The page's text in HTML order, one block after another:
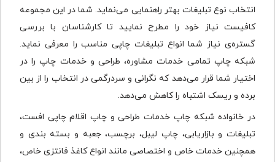
انتخاب نوع تبلیغات بهتر راهنمایی می‌نماید. شما در این مجموعه
کافیست نیاز خود را مطرح نمایید تا کارشناسان با بررسی
گستره‌ی نیاز شما انواع تبلیغات چاپی مناسب را معرفی نماید.
شبکه چاپ تمامی خدمات مشاوره، طراحی و خدمات چاپ را در
اختیار شما قرار می‌دهد که نگرانی و سردرگمی در انتخاب را از بین
برده و ریسک اشتباه را کاهش می‌دهد.
در خانواده شبکه چاپ خدمات طراحی و چاپ اقلام چاپی افست،
تبلیغات و بازاریابی، چاپ لیبل، برچسب، جعبه و بسته بندی و
همچنین خدمات خاص و اختصاصی مانند انواع کاغذ فانتزی خاص،